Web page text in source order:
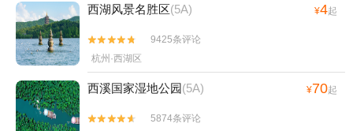
西湖风景名胜区(5A) ¥4起


9425条评论
杭州·西湖区
西溪国家湿地公园(5A) ¥70起

 5874条评论